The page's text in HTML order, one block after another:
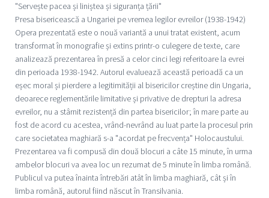
"Servește pacea și liniștea și siguranța țării"
Presa bisericească a Ungariei pe vremea legilor evreilor (1938-1942)
Opera prezentată este o nouă variantă a unui tratat existent, acum
transformat în monografie și extins printr-o culegere de texte, care
analizează prezentarea în presă a celor cinci legi referitoare la evrei
din perioada 1938-1942. Autorul evaluează această perioadă ca un
eșec moral și pierdere a legitimității al bisericilor creștine din Ungaria,
deoarece reglementările limitative și privative de drepturi la adresa
evreilor, nu a stârnit rezistență din partea bisericilor; în mare parte au
fost de acord cu acestea, vrând-nevrând au luat parte la procesul prin
care societatea maghiară s-a "acordat pe frecvența" Holocaustului.
Prezentarea va fi compusă din două blocuri a câte 15 minute, în urma
ambelor blocuri va avea loc un rezumat de 5 minute în limba română.
Publicul va putea înainta întrebări atât în limba maghiară, cât și în
limba română, autorul fiind născut în Transilvania.